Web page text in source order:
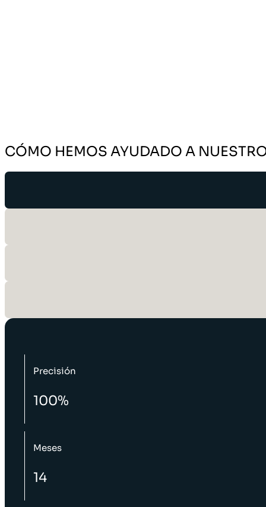
CÓMO HEMOS AYUDADO A
Precisión
100%
Meses
14